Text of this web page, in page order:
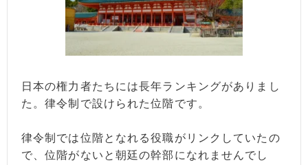
日本の権力者たちには長年ランキングがありまし
た。律令制で設けられた位階です。
律令制では位階となれる役職がリンクしていたの
で、位階がないと朝廷の幹部になれませんでし